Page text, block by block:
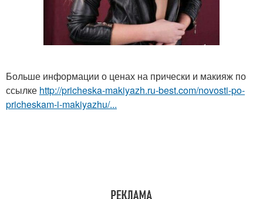
Больше информации о ценах на прически и макияж по
ссылке http://pricheska-makiyazh.ru-best.com/novosti-po-
pricheskam-i-makiyazhu/...